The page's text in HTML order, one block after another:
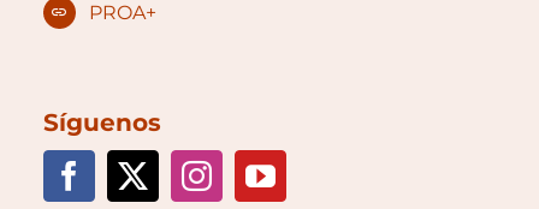
PROA+
Síguenos